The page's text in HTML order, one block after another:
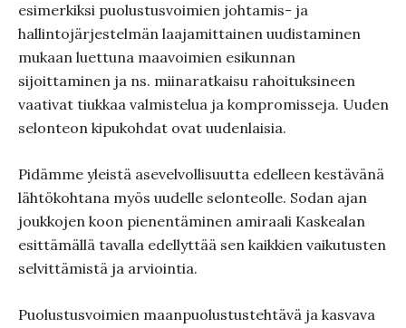
esimerkiksi puolustusvoimien johtamis- ja
hallintojärjestelmän laajamittainen uudistaminen
mukaan luettuna maavoimien esikunnan
sijoittaminen ja ns. miinaratkaisu rahoituksineen
vaativat tiukkaa valmistelua ja kompromisseja. Uuden
selonteon kipukohdat ovat uudenlaisia.
Pidämme yleistä asevelvollisuutta edelleen kestävänä
lähtökohtana myös uudelle selonteolle. Sodan ajan
joukkojen koon pienentäminen amiraali Kaskealan
esittämällä tavalla edellyttää sen kaikkien vaikutusten
selvittämistä ja arviointia.
Puolustusvoimien maanpuolustustehtävä ja kasvava